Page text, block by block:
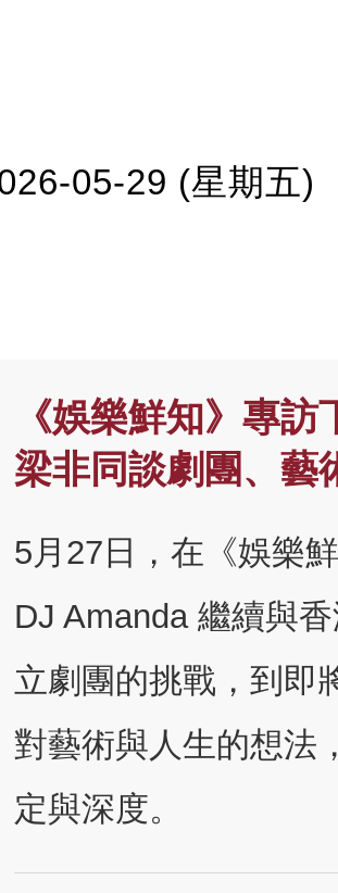
05-29 (星期五)
《娛樂鮮知》專訪
梁非同談劇團、藝
5月27日，在《娛樂
DJ Amanda 繼續與
立劇團的挑戰，到即
對藝術與人生的想法
定與深度。